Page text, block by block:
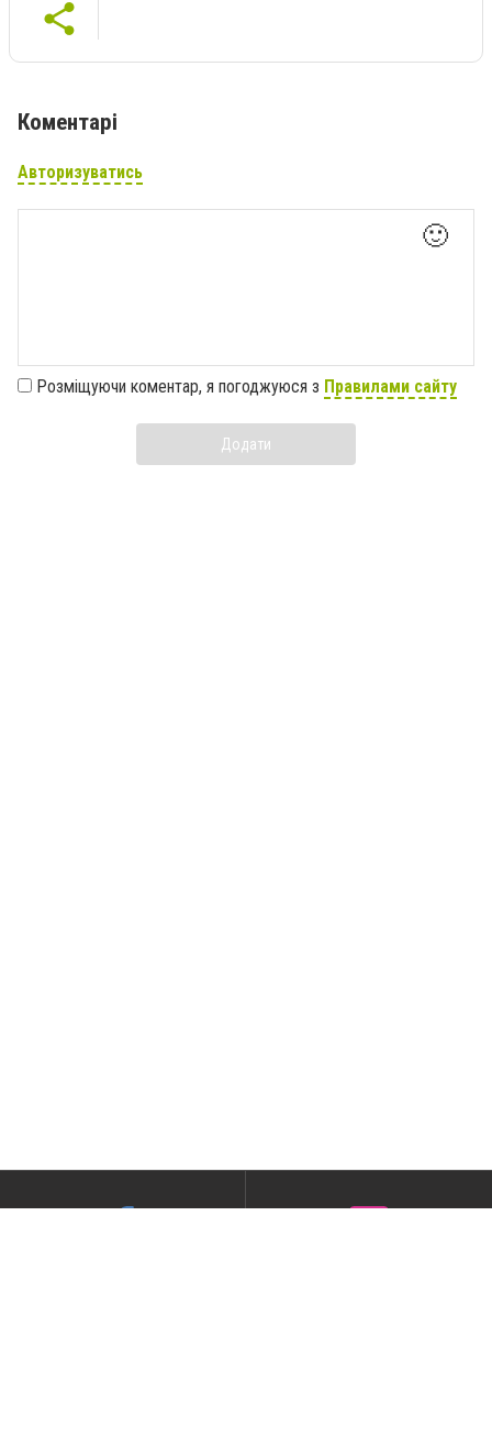
Коментарі
Авторизуватись
🙂
Розміщуючи коментар, я погоджуюся з Правилами сайту
Додати